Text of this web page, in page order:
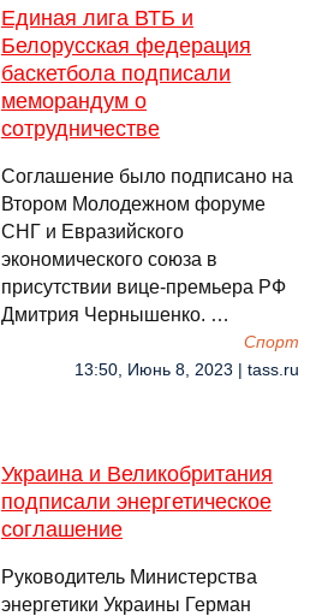
Единая лига ВТБ и
Белорусская федерация
баскетбола подписали
меморандум о
сотрудничестве
Соглашение было подписано на
Втором Молодежном форуме
СНГ и Евразийского
экономического союза в
присутствии вице-премьера РФ
Дмитрия Чернышенко. …
Спорт
13:50, Июнь 8, 2023 | tass.ru
Украина и Великобритания
подписали энергетическое
соглашение
Руководитель Министерства
энергетики Украины Герман